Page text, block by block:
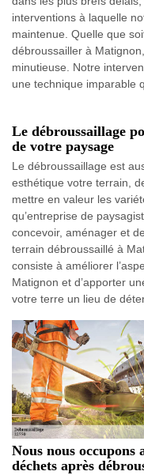
interventions à laquelle
maintenue. Quelle que
débroussailler à
minutieuse. Notre
une technique imparable
Le débroussaillage
de votre paysage
Le débroussaillage est
esthétique votre terrain,
mettre en valeur les
qu’entreprise de
concevoir, aménager et
terrain débroussaillé à
consiste à améliorer
Matignon et d’apporter
votre terre un lieu de
Nous nous occupons
déchets après